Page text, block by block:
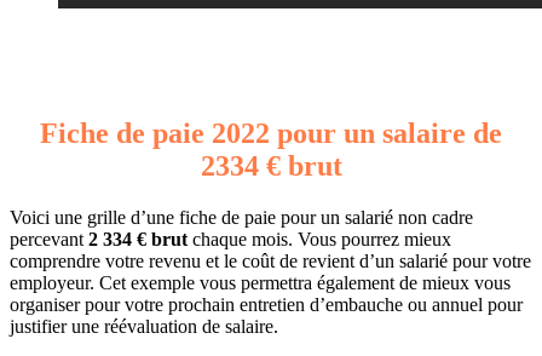
Fiche de paie 2022 pour un salaire de
2334 € brut
Voici une grille d’une fiche de paie pour un salarié non cadre
percevant 2 334 € brut chaque mois. Vous pourrez mieux
comprendre votre revenu et le coût de revient d’un salarié pour votre
employeur. Cet exemple vous permettra également de mieux vous
organiser pour votre prochain entretien d’embauche ou annuel pour
justifier une réévaluation de salaire.